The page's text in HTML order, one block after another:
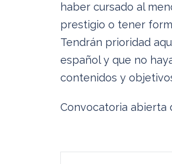
haber cursado al
prestigio o tener
Tendrán prioridad
español y que no
contenidos y
Convocatoria abierta